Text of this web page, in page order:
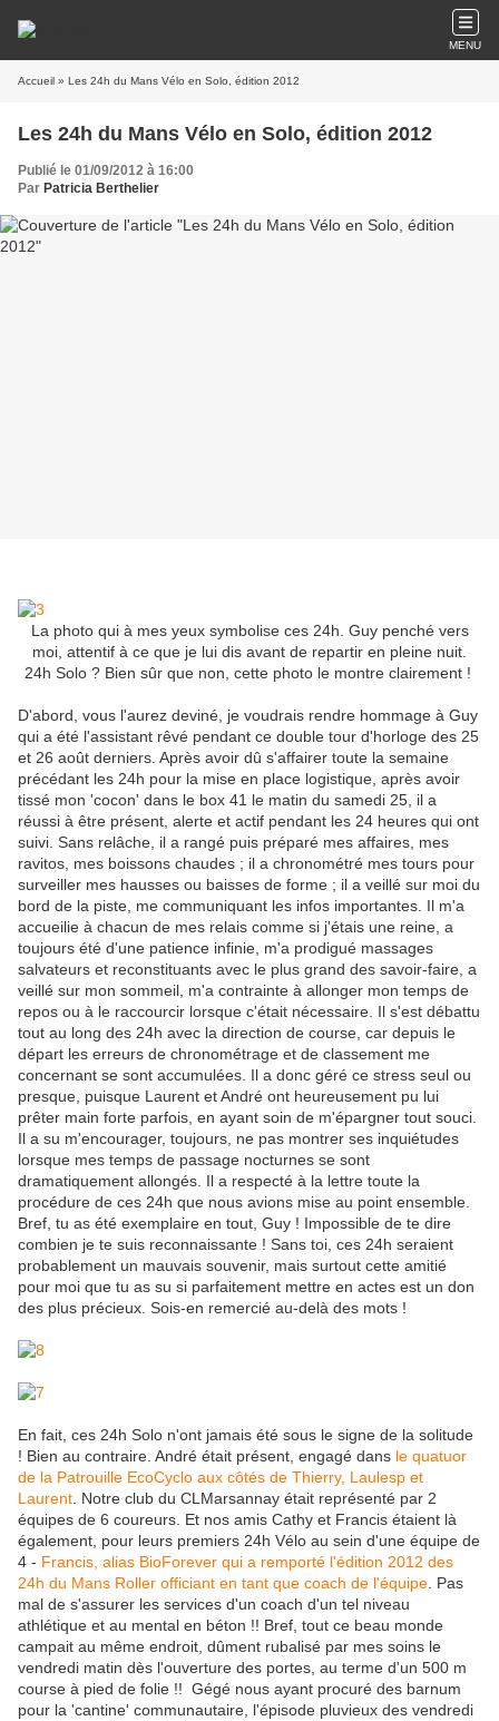
MENU
Accueil » Les 24h du Mans Vélo en Solo, édition 2012
Les 24h du Mans Vélo en Solo, édition 2012
Publié le 01/09/2012 à 16:00
Par Patricia Berthelier
La photo qui à mes yeux symbolise ces 24h. Guy penché vers
moi, attentif à ce que je lui dis avant de repartir en pleine nuit.
24h Solo ? Bien sûr que non, cette photo le montre clairement !
D'abord, vous l'aurez deviné, je voudrais rendre hommage à Guy
qui a été l'assistant rêvé pendant ce double tour d'horloge des 25
et 26 août derniers. Après avoir dû s'affairer toute la semaine
précédant les 24h pour la mise en place logistique, après avoir
tissé mon 'cocon' dans le box 41 le matin du samedi 25, il a
réussi à être présent, alerte et actif pendant les 24 heures qui ont
suivi. Sans relâche, il a rangé puis préparé mes affaires, mes
ravitos, mes boissons chaudes ; il a chronométré mes tours pour
surveiller mes hausses ou baisses de forme ; il a veillé sur moi du
bord de la piste, me communiquant les infos importantes. Il m'a
accueilie à chacun de mes relais comme si j'étais une reine, a
toujours été d'une patience infinie, m'a prodigué massages
salvateurs et reconstituants avec le plus grand des savoir-faire, a
veillé sur mon sommeil, m'a contrainte à allonger mon temps de
repos ou à le raccourcir lorsque c'était nécessaire. Il s'est débattu
tout au long des 24h avec la direction de course, car depuis le
départ les erreurs de chronométrage et de classement me
concernant se sont accumulées. Il a donc géré ce stress seul ou
presque, puisque Laurent et André ont heureusement pu lui
prêter main forte parfois, en ayant soin de m'épargner tout souci.
Il a su m'encourager, toujours, ne pas montrer ses inquiétudes
lorsque mes temps de passage nocturnes se sont
dramatiquement allongés. Il a respecté à la lettre toute la
procédure de ces 24h que nous avions mise au point ensemble.
Bref, tu as été exemplaire en tout, Guy ! Impossible de te dire
combien je te suis reconnaissante ! Sans toi, ces 24h seraient
probablement un mauvais souvenir, mais surtout cette amitié
pour moi que tu as su si parfaitement mettre en actes est un don
des plus précieux. Sois-en remercié au-delà des mots !
En fait, ces 24h Solo n'ont jamais été sous le signe de la solitude
! Bien au contraire. André était présent, engagé dans le quatuor
de la Patrouille EcoCyclo aux côtés de Thierry, Laulesp et
Laurent . Notre club du CLMarsannay était représenté par 2
équipes de 6 coureurs. Et nos amis Cathy et Francis étaient là
également, pour leurs premiers 24h Vélo au sein d'une équipe de
4 - Francis, alias BioForever qui a remporté l'édition 2012 des
24h du Mans Roller officiant en tant que coach de l'équipe . Pas
mal de s'assurer les services d'un coach d'un tel niveau
athlétique et au mental en béton !! Bref, tout ce beau monde
campait au même endroit, dûment rubalisé par mes soins le
vendredi matin dès l'ouverture des portes, au terme d'un 500 m
course à pied de folie !! Gégé nous ayant procuré des barnum
pour la 'cantine' communautaire, l'épisode pluvieux des vendredi